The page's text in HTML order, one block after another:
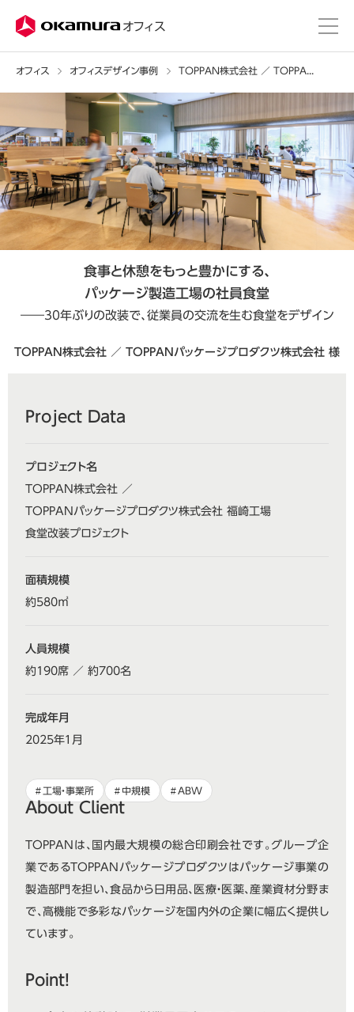
オフィス
オフィス オフィスデザイン事例
食事と休憩をもっと豊かにする、
パッケージ製造工場の社員食堂
――30年ぶりの改装で、 従業員の交流を生む食堂をデザイン
TOPPAN株式会社 ／ TOPPANパッケージプロダクツ株式会社 様
Project Data
プロジェクト名
TOPPAN株式会社 ／
TOPPANパッケージプロダクツ株式会社 福崎工場
食堂改装プロジェクト
面積規模
約580㎡
人員規模
約190席 ／ 約700名
完成年月
2025年１月
工場・事業所 中規模 ABW
About Client
TOPPANは、国内最大規模の総合印刷会社です。グループ企
業であるTOPPANパッケージプロダクツはパッケージ事業の
製造部門を担い、食品から日用品、医療・医薬、産業資材分野ま
で、高機能で多彩なパッケージを国内外の企業に幅広く提供し
ています。
Point!